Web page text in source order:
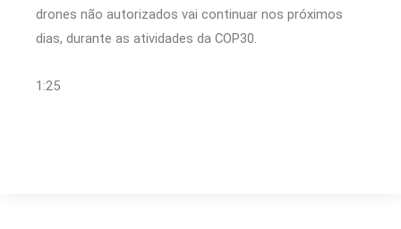
drones não autorizados vai continuar nos próximos
dias, durante as atividades da COP30.
1:25